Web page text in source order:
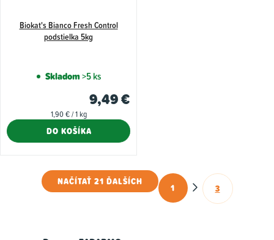
Biokat's Bianco Fresh Control
podstielka 5kg
Skladom>5 ks
9,49 €
Jednotková
1,90 € / 1 kg
DO KOŠÍKA
O
NAČÍTAŤ 21 ĎALŠÍCH
S
1 3